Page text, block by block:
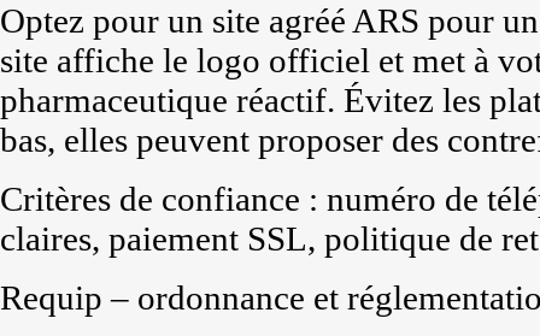
Optez pour un site agréé ARS pour
site affiche le logo officiel et met à
pharmaceutique réactif. Évitez les
bas, elles peuvent proposer des
Critères de confiance : numéro de
claires, paiement SSL, politique de
Requip – ordonnance et